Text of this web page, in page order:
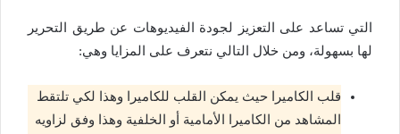
التي تساعد على التعزيز لجودة الفيديوهات عن طريق التحرير
لها بسهولة، ومن خلال التالي نتعرف على المزايا وهي:
قلب الكاميرا حيث يمكن القلب للكاميرا وهذا لكي تلتقط
المشاهد من الكاميرا الأمامية أو الخلفية وهذا وفق لزاويه